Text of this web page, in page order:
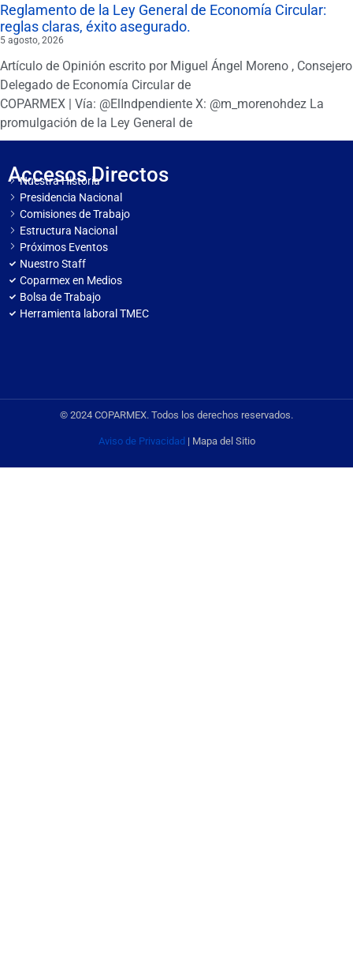
Reglamento de la Ley General de Economía Circular:
reglas claras, éxito asegurado.
5 agosto, 2026
Artículo de Opinión escrito por Miguel Ángel Moreno , Consejero
Delegado de Economía Circular de
COPARMEX | Vía: @ElIndpendiente X: @m_morenohdez La
promulgación de la Ley General de
Accesos Directos
Nuestra Historia
Presidencia Nacional
Comisiones de Trabajo
Estructura Nacional
Próximos Eventos
Nuestro Staff
Coparmex en Medios
Bolsa de Trabajo
Herramienta laboral TMEC
© 2024 COPARMEX. Todos los derechos reservados.
Aviso de Privacidad | Mapa del Sitio